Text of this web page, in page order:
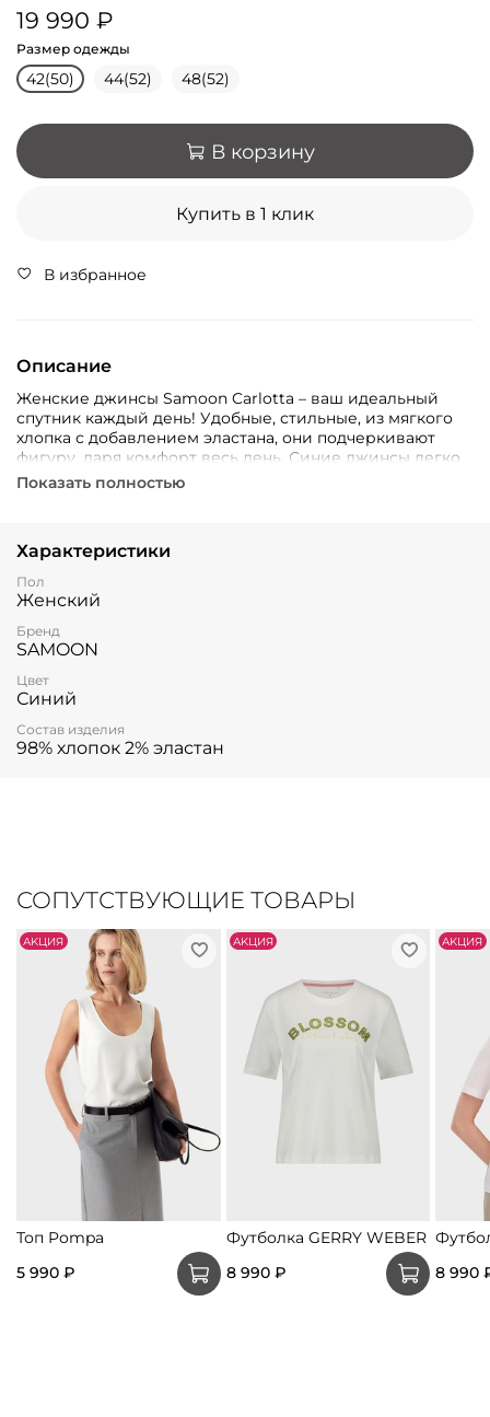
19 990 ₽
Размер одежды
42(50) 44(52) 48(52)
В корзину
Купить в 1 клик
В избранное
Описание
Женские джинсы Samoon Carlotta – ваш идеальный
спутник каждый день! Удобные, стильные, из мягкого
хлопка с добавлением эластана, они подчеркивают
фигуру, даря комфорт весь день. Синие джинсы легко
комбинируются с разными образами.
Показать полностью
Характеристики
Пол
Женский
Бренд
SAMOON
Цвет
Синий
Состав изделия
98% хлопок 2% эластан
СОПУТСТВУЮЩИЕ ТОВАРЫ
АKЦИЯ
Топ Pompa
5 990 ₽
АKЦИЯ
Футболка GERRY WEBER
8 990 ₽
АKЦИЯ
8 990